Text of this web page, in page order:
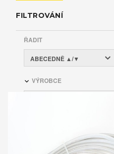
FILTROVÁNÍ
ŘADIT
ABECEDNĚ ▲/▼
VÝROBCE
SETY FLEXBLUE S